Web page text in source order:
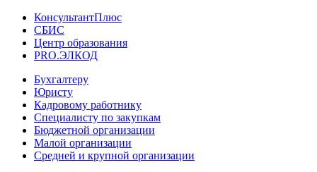
КонсультантПлюс
СБИС
Центр образования
PRO.ЭЛКОД
Бухгалтеру
Юристу
Кадровому работнику
Специалисту по закупкам
Бюджетной организации
Малой организации
Средней и крупной организации